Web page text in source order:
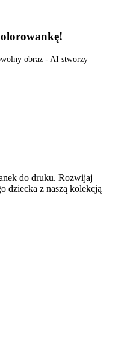
obraz - AI stworzy
do druku. Rozwijaj
dziecka z naszą kolekcją